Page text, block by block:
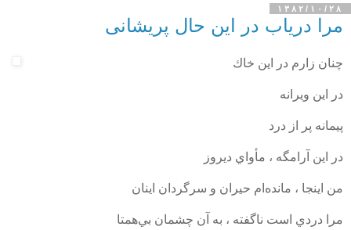
۱۳۸۲/۱۰/۲۸
مرا دریاب در این حال پریشانی
چنان زارم در اين خاك
در اين ويرانه
پيمانه پر از درد
در اين آرامگه ، مأواي ديروز
من اينجا ، مانده‌ام حيران و سرگردان اينان
مرا دردي است ناگفته ، به آن چشمان بي‌‌همتا